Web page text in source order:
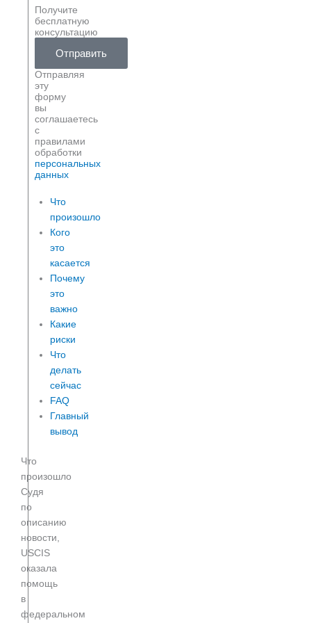
Получите
бесплатную
консультацию
телефон
Отправить
Отправляя
эту
форму
вы
соглашаетесь
с
правилами
обработки
персональных
данных
Что
произошло
Кого
это
касается
Почему
это
важно
Какие
риски
Что
делать
сейчас
FAQ
Главный
вывод
Что
произошло
Судя
по
описанию
новости,
USCIS
оказала
помощь
в
федеральном